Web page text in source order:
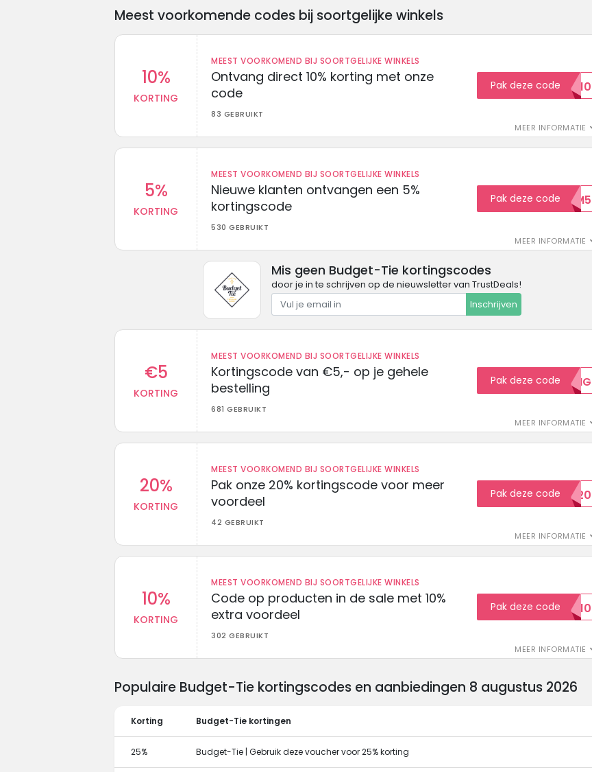
Meest voorkomende codes bij soortgelijke winkels
10%
KORTING
MEEST VOORKOMEND BIJ SOORTGELIJKE WINKELS
Ontvang direct 10% korting met onze
code
83 GEBRUIKT
MEER INFORMATIE
Pak deze codeEXTRA10
5%
KORTING
MEEST VOORKOMEND BIJ SOORTGELIJKE WINKELS
Nieuwe klanten ontvangen een 5%
kortingscode
530 GEBRUIKT
MEER INFORMATIE
Pak deze codeWELKOM5
Mis geen Budget-Tie kortingscodes
door je in te schrijven op de nieuwsletter van TrustDeals!
Inschrijven
€5
KORTING
MEEST VOORKOMEND BIJ SOORTGELIJKE WINKELS
Kortingscode van €5,- op je gehele
bestelling
681 GEBRUIKT
MEER INFORMATIE
Pak deze code5KORTING
20%
KORTING
MEEST VOORKOMEND BIJ SOORTGELIJKE WINKELS
Pak onze 20% kortingscode voor meer
voordeel
42 GEBRUIKT
MEER INFORMATIE
Pak deze codeEXTRA20
10%
KORTING
MEEST VOORKOMEND BIJ SOORTGELIJKE WINKELS
Code op producten in de sale met 10%
extra voordeel
302 GEBRUIKT
MEER INFORMATIE
Pak deze codeSALE10
Populaire Budget-Tie kortingscodes en aanbiedingen 8 augustus 2026
Korting Budget-Tie kortingen
25% Budget-Tie | Gebruik deze voucher voor 25% korting